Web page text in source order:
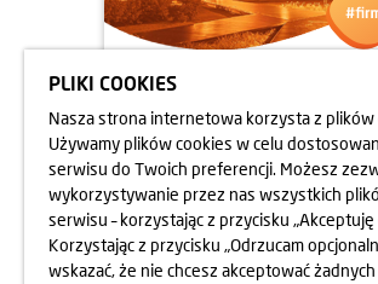
05.02.2025
NOWY ZARZĄD PZFD
dowiedz się
PLIKI COOKIES
Nasza strona internetowa korzysta z plików
Używamy plików cookies w celu
serwisu do Twoich preferencji. Możesz
wykorzystywanie przez nas wszystkich
serwisu – korzystając z przycisku „Akceptuję
Korzystając z przycisku „Odrzucam
wskazać, że nie chcesz akceptować